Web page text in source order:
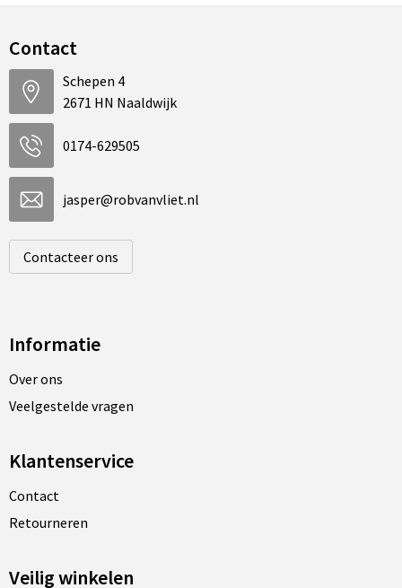
Contact
Schepen 4
2671 HN Naaldwijk
0174-629505
jasper@robvanvliet.nl
Contacteer ons
Informatie
Over ons
Veelgestelde vragen
Klantenservice
Contact
Retourneren
Veilig winkelen